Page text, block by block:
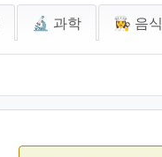
🔬 과학 👩‍🍳 음식